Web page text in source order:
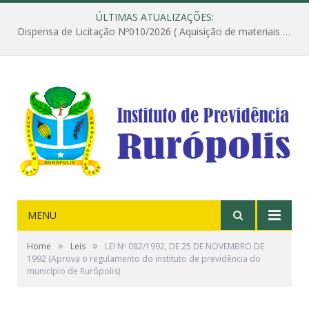
ÚLTIMAS ATUALIZAÇÕES:
Dispensa de Licitação Nº010/2026 ( Aquisição de materiais de construção destinados à execução dos serviços de instalação de janela, com a correspondente recomposição da parede, e construção de calçada nas dependências do Instituto de Previdência do Município de Rurópolis )
MENU
Home » Leis »
LEI Nº 082/1992, DE 25 DE NOVEMBRO DE
1992 (Aprova o regulamento do instituto de previdência do
município de Rurópolis)